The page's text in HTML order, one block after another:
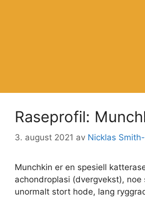
Raseprofil:
3. august 2021 av Nicklas
Munchkin er en spesiell
achondroplasi (dvergvekst), noe
unormalt stort hode, lang